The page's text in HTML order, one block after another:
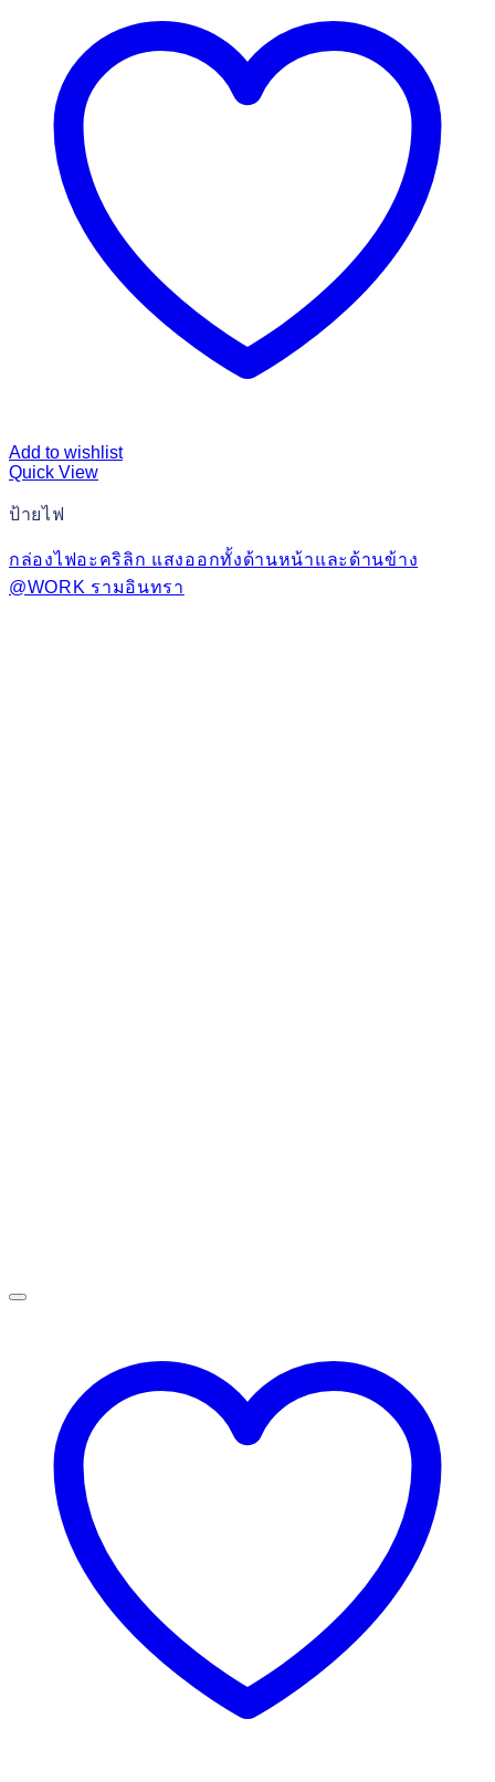
Add to wishlist
Quick View
ป้ายไฟ
กล่องไฟอะคริลิก แสงออกทั้งด้านหน้าและด้านข้าง
@WORK รามอินทรา